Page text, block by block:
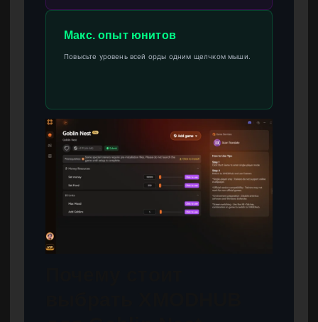
Макс. опыт юнитов
Повысьте уровень всей орды одним щелчком мыши.